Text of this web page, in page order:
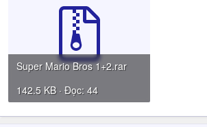
Super Mario Bros 1+2.rar
142.5 KB · Đọc: 44